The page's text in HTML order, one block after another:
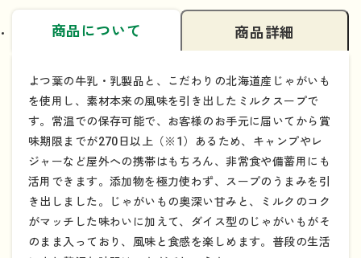
商品について 商品詳細
よつ葉の牛乳・乳製品と、こだわりの北海道産じゃがいも
を使用し、素材本来の風味を引き出したミルクスープで
す。常温での保存可能で、お客様のお手元に届いてから賞
味期限までが270日以上（※1）あるため、キャンプやレ
ジャーなど屋外への携帯はもちろん、非常食や備蓄用にも
活用できます。添加物を極力使わず、スープのうまみを引
き出しました。じゃがいもの奥深い甘みと、ミルクのコク
がマッチした味わいに加えて、ダイス型のじゃがいもがそ
のまま入っており、風味と食感を楽しめます。普段の生活